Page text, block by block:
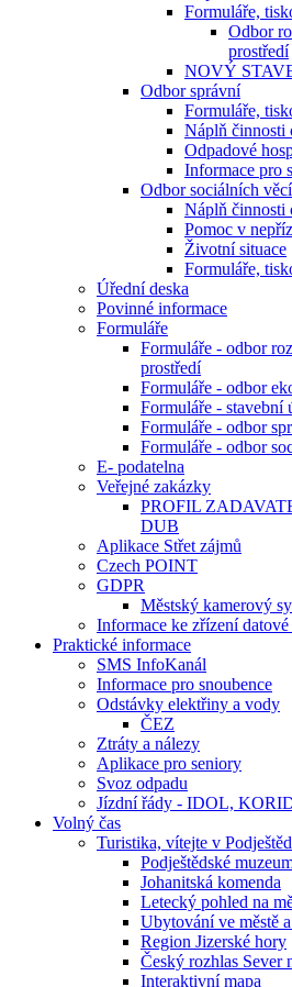
Formuláře,
Odbor
prostředí
NOVÝ
Odbor správní
Formuláře,
Náplň činnosti
Odpadové
Informace pro
Odbor sociálních věcí
Náplň činnosti
Pomoc v
Životní situace
Formuláře,
Úřední deska
Povinné informace
Formuláře
Formuláře - odbor
prostředí
Formuláře - odbor
Formuláře - stavební
Formuláře - odbor
Formuláře - odbor
E- podatelna
Veřejné zakázky
PROFIL
DUB
Aplikace Střet zájmů
Czech POINT
GDPR
Městský kamerový
Informace ke zřízení
Praktické informace
SMS InfoKanál
Informace pro snoubence
Odstávky elektřiny a vody
ČEZ
Ztráty a nálezy
Aplikace pro seniory
Svoz odpadu
Jízdní řády - IDOL,
Volný čas
Turistika, vítejte v
Podještědské
Johanitská komenda
Letecký pohled na
Ubytování ve městě
Region Jizerské hory
Český rozhlas Sever
Interaktivní mapa